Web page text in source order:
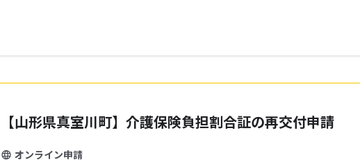
【山形県真室川町】介護保険負担割合証の再交付申請
オンライン申請